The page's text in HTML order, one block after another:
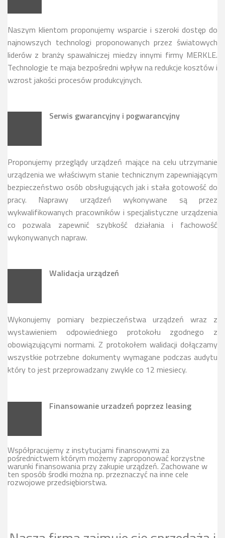
Naszym klientom proponujemy wsparcie i szeroki dostęp do
najnowszych technologi proponowanych przez światowych
liderów z branży spawalniczej miedzy innymi firmy MERKLE.
Technologie te maja bezpośredni wpływ na redukcje kosztów i
wzrost jakości procesów produkcyjnych.
Serwis gwarancyjny i pogwarancyjny
Proponujemy przeglądy urządzeń mające na celu utrzymanie
urządzenia we właściwym stanie technicznym zapewniającym
bezpieczeństwo osób obsługujących jak i stała gotowość do
pracy. Naprawy urządzeń wykonywane są przez
wykwalifikowanych pracowników i specjalistyczne urządzenia
co pozwala zapewnić szybkość działania i fachowość
wykonywanych napraw.
Walidacja urządzeń
Wykonujemy pomiary bezpieczeństwa urządzeń wraz z
wystawieniem odpowiedniego protokołu zgodnego z
obowiązującymi normami. Z protokołem walidacji dołączamy
wszystkie potrzebne dokumenty wymagane podczas audytu
który to jest przeprowadzany zwykle co 12 miesiecy.
Finansowanie urzadzeń poprzez leasing
Współpracujemy z instytucjami finansowymi za
pośrednictwem którym możemy zaproponować korzystne
warunki finansowania przy zakupie urządzeń. Zachowane w
ten sposób środki można np. przeznaczyć na inne cele
rozwojowe przedsiębiorstwa.